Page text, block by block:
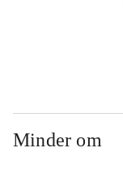
Minder om